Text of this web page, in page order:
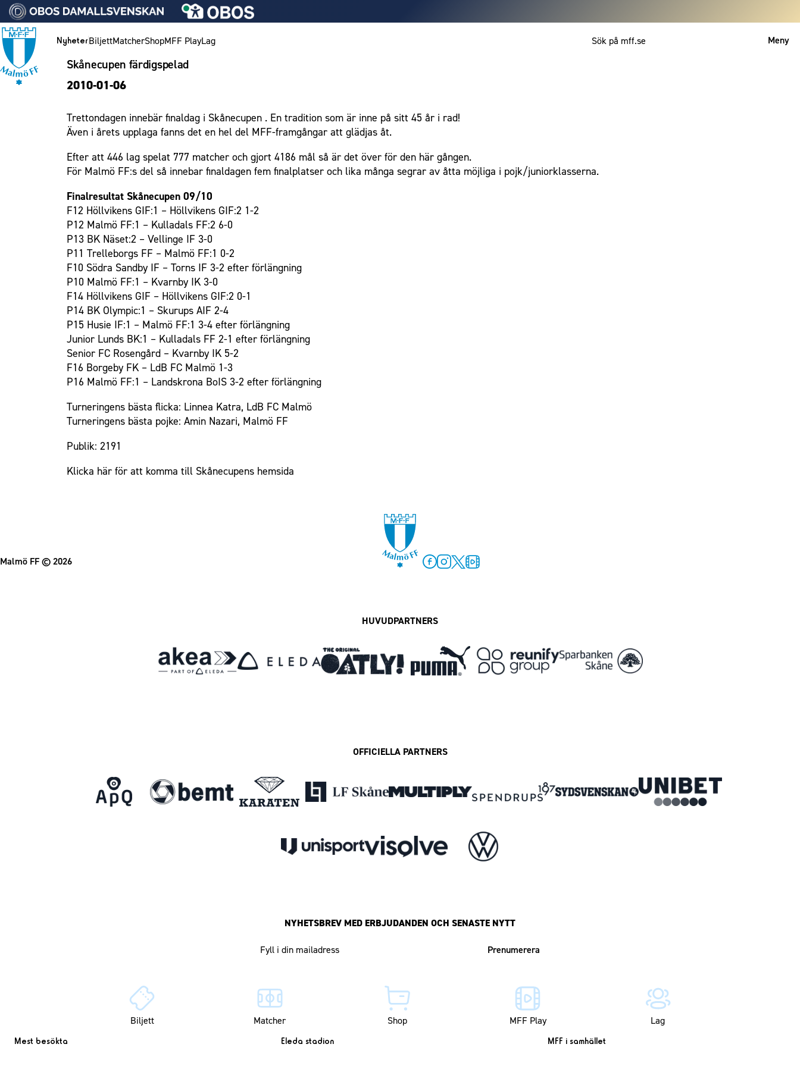
Vidare till innehållet
NyheterBiljettMatcherShopMFF PlayLag Meny
Nyheter
Nyheter
Kalender
Biljett
Årskort herr
Mitt MFF
Biljetter till bortamatcher
Biljettvillkor
Lag och spelare
Lag
Herrlaget
Ledarstab
Spelare
Medlemskap i Malmö FF
Årsmöte 2026
Ungdom
MFF Ungdom
Sommarfotboll
Fotbollsskolan
Fotbollsnätverket
P19
P17
F17
Malmö Trophy
Bli företagspartner
Nätverket
Partner dam
Eleda Stadion
Eleda Stadion
Erics Bar & Restaurang
MFF-museet & rundvandringar
1910 Event
1910 Event
Fest & Event
Möte
Sommarfest
Inspiration
Vanliga frågor om 1910 Event
Hållbarhet
Hållbarhet
Himmelsblå framtid – en match för miljön
Laget för alla
Nattfotboll
Himmelsblå Tillsammans
Grundskolefotboll mot rasismer
Skolakademier
Fonder
Om Malmö FF
Om Malmö FF
Kontakt
Historik – herrlaget
Historik – damlaget
Närstående organisationer
Personuppgiftspolicy
Skånecupen färdigspelad
2010-01-06
Trettondagen innebär finaldag i Skånecupen . En tradition som är inne på sitt 45 år i rad!
Även i årets upplaga fanns det en hel del MFF-framgångar att glädjas åt.
Efter att 446 lag spelat 777 matcher och gjort 4186 mål så är det över för den här gången.
För Malmö FF:s del så innebar finaldagen fem finalplatser och lika många segrar av åtta möjliga i pojk/juniorklasserna.
Finalresultat Skånecupen 09/10
F12 Höllvikens GIF:1 – Höllvikens GIF:2 1-2
P12 Malmö FF:1 – Kulladals FF:2 6-0
P13 BK Näset:2 – Vellinge IF 3-0
P11 Trelleborgs FF – Malmö FF:1 0-2
F10 Södra Sandby IF – Torns IF 3-2 efter förlängning
P10 Malmö FF:1 – Kvarnby IK 3-0
F14 Höllvikens GIF – Höllvikens GIF:2 0-1
P14 BK Olympic:1 – Skurups AIF 2-4
P15 Husie IF:1 – Malmö FF:1 3-4 efter förlängning
Junior Lunds BK:1 – Kulladals FF 2-1 efter förlängning
Senior FC Rosengård – Kvarnby IK 5-2
F16 Borgeby FK – LdB FC Malmö 1-3
P16 Malmö FF:1 – Landskrona BoIS 3-2 efter förlängning
Turneringens bästa flicka: Linnea Katra, LdB FC Malmö
Turneringens bästa pojke: Amin Nazari, Malmö FF
Publik: 2191
Klicka här för att komma till Skånecupens hemsida
Malmö FF© 2026
HUVUDPARTNERS
OFFICIELLA PARTNERS
NYHETSBREV MED ERBJUDANDEN OCH SENASTE NYTT
Biljett Matcher Shop MFF Play Lag
Mest besökta Eleda stadion MFF i samhället